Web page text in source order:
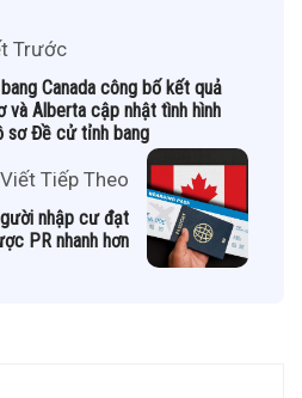
Trước
Canada công bố kết quả
và Alberta cập nhật tình hình
sơ Đề cử tỉnh bang
Tiếp Theo
nhập cư đạt
PR nhanh hơn